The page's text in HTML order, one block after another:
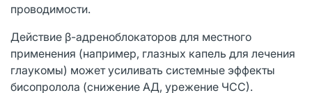
проводимости.
Действие β-адреноблокаторов для местного
применения (например, глазных капель для лечения
глаукомы) может усиливать системные эффекты
бисопролола (снижение АД, урежение ЧСС).